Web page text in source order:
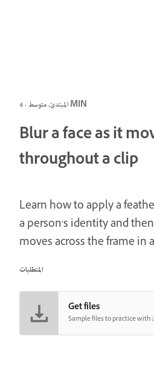
المبتدئ, متوسط · 4 MIN
Blur a face as it
throughout a clip
Learn how to apply a
a person's identity and
moves across the frame in
المتطلبات
Get files
Sample files to practice with